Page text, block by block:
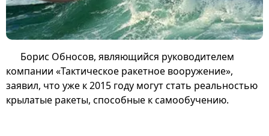
Борис Обносов, являющийся руководителем
компании «Тактическое ракетное вооружение»,
заявил, что уже к 2015 году могут стать реальностью
крылатые ракеты, способные к самообучению.